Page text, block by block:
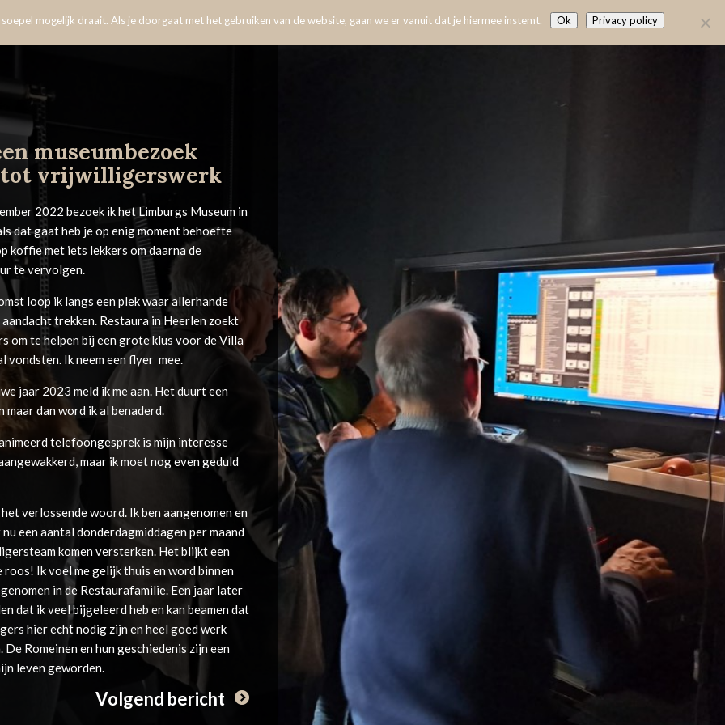
museumbezoek
vrijwilligerswerk
2022 bezoek ik het Limburgs Museum in
dat gaat heb je op enig moment behoefte
koffie met iets lekkers om daarna de
te vervolgen.
loop ik langs een plek waar allerhande
trekken. Restaura in Heerlen zoekt
om te helpen bij een grote klus voor de Villa
vondsten. Ik neem een flyer mee.
jaar 2023 meld ik me aan. Het duurt een
maar dan word ik al benaderd.
telefoongesprek is mijn interesse
maar ik moet nog even geduld
verlossende woord. Ik ben aangenomen en
een aantal donderdagmiddagen per maand
komen versterken. Het blijkt een
roos! Ik voel me gelijk thuis en word binnen
in de Restaurafamilie. Een jaar later
dat ik veel bijgeleerd heb en kan beamen dat
hier echt nodig zijn en heel goed werk
Romeinen en hun geschiedenis zijn een
leven geworden.
Volgend bericht
mogelijk draait. Als je doorgaat met het gebruiken van de website, gaan we er vanuit dat je hiermee instemt. Ok Privacy policy